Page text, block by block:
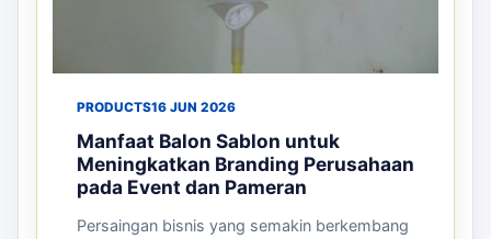
PRODUCTS16 JUN 2026
Manfaat Balon Sablon untuk
Meningkatkan Branding Perusahaan
pada Event dan Pameran
Persaingan bisnis yang semakin berkembang